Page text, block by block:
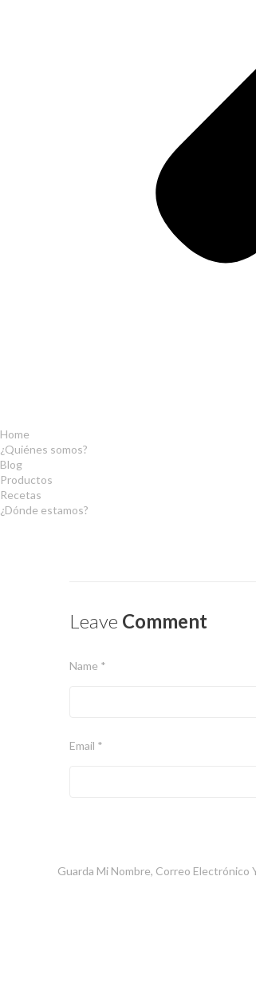
Home
¿Quiénes somos?
Blog
Productos
Recetas
¿Dónde estamos?
Leave Comment
Name *
Email *
Guarda Mi Nombre, Correo Electrónico